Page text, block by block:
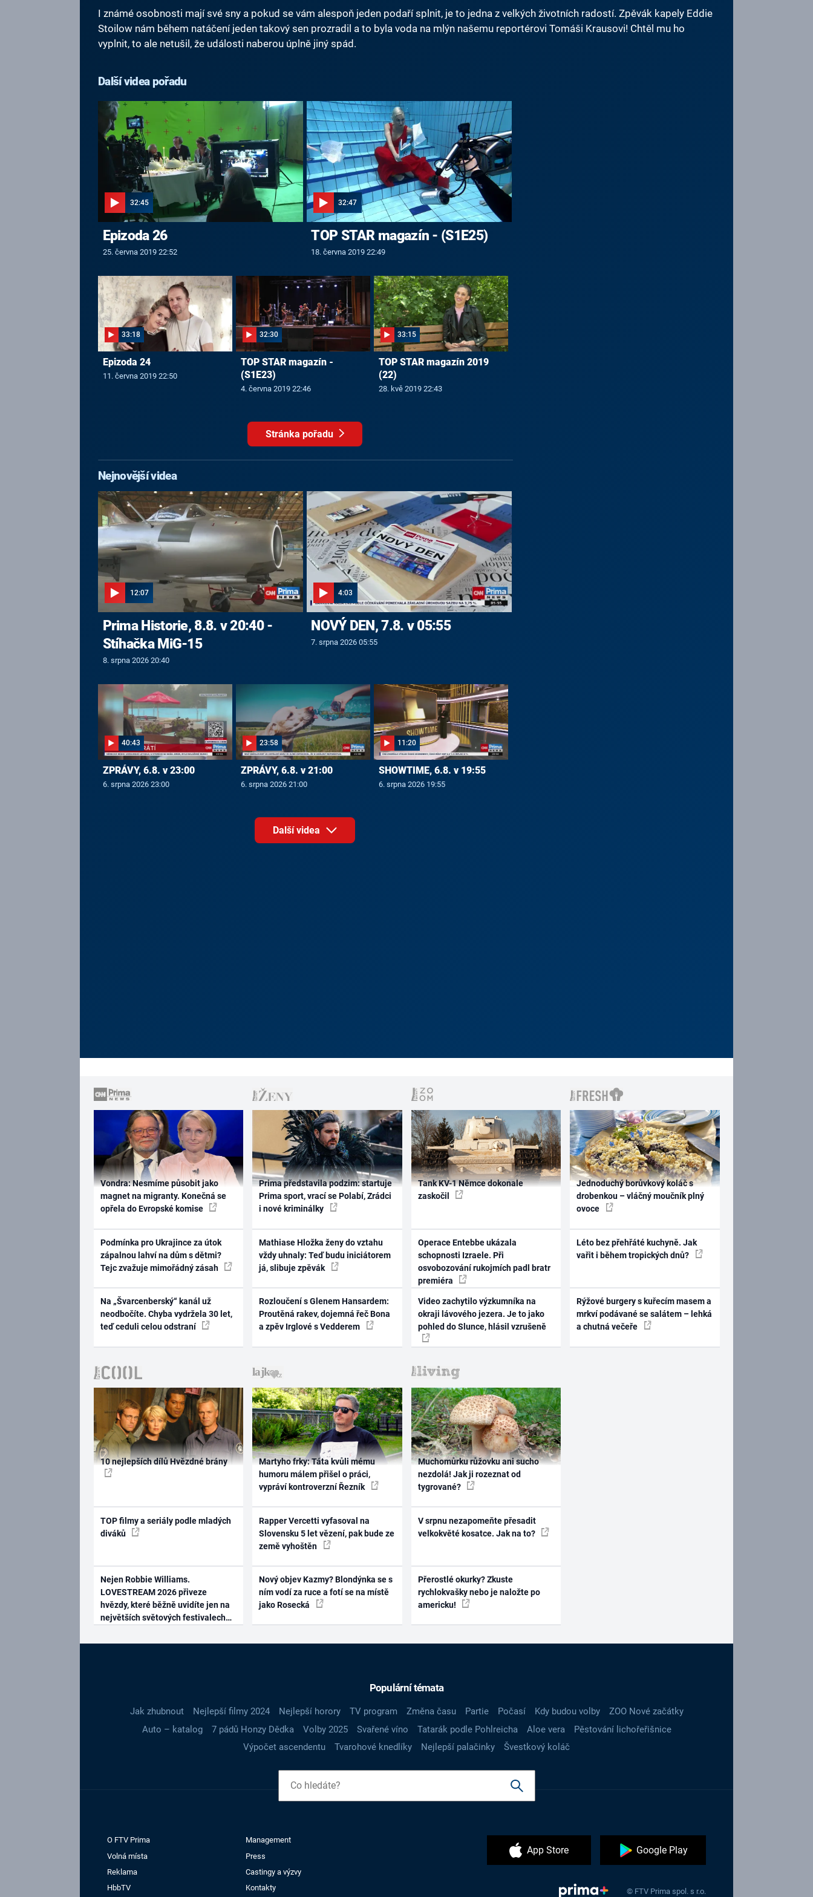
I známé osobnosti mají své sny a pokud se vám alespoň jeden podaří splnit, je to jedna z velkých životních radostí. Zpěvák kapely Eddie
Stoilow nám během natáčení jeden takový sen prozradil a to byla voda na mlýn našemu reportérovi Tomáši Krausovi! Chtěl mu ho
vyplnit, to ale netušil, že události naberou úplně jiný spád.
Další videa pořadu
32:45
Epizoda 26
25. června 2019 22:52
32:47
TOP STAR magazín - (S1E25)
18. června 2019 22:49
33:18
Epizoda 24
11. června 2019 22:50
32:30
TOP STAR magazín -
(S1E23)
4. června 2019 22:46
33:15
TOP STAR magazín 2019
(22)
28. kvě 2019 22:43
Stránka pořadu
Nejnovější videa
12:07
Prima Historie, 8.8. v 20:40 -
Stíhačka MiG-15
8. srpna 2026 20:40
4:03
NOVÝ DEN, 7.8. v 05:55
7. srpna 2026 05:55
40:43
ZPRÁVY, 6.8. v 23:00
6. srpna 2026 23:00
23:58
ZPRÁVY, 6.8. v 21:00
6. srpna 2026 21:00
11:20
SHOWTIME, 6.8. v 19:55
6. srpna 2026 19:55
Další videa
Vondra: Nesmíme působit jako
magnet na migranty. Konečná se
opřela do Evropské komise
Podmínka pro Ukrajince za útok
zápalnou lahví na dům s dětmi?
Tejc zvažuje mimořádný zásah
Na „Švarcenberský“ kanál už
neodbočíte. Chyba vydržela 30 let,
teď ceduli celou odstraní
Prima představila podzim: startuje
Prima sport, vrací se Polabí, Zrádci
i nové kriminálky
Mathiase Hložka ženy do vztahu
vždy uhnaly: Teď budu iniciátorem
já, slibuje zpěvák
Rozloučení s Glenem Hansardem:
Proutěná rakev, dojemná řeč Bona
a zpěv Irglové s Vedderem
Tank KV-1 Němce dokonale
zaskočil
Operace Entebbe ukázala
schopnosti Izraele. Při
osvobozování rukojmích padl bratr
premiéra
Video zachytilo výzkumníka na
okraji lávového jezera. Je to jako
pohled do Slunce, hlásil vzrušeně
Jednoduchý borůvkový koláč s
drobenkou – vláčný moučník plný
ovoce
Léto bez přehřáté kuchyně. Jak
vařit i během tropických dnů?
Rýžové burgery s kuřecím masem a
mrkví podávané se salátem – lehká
a chutná večeře
10 nejlepších dílů Hvězdné brány
TOP filmy a seriály podle mladých
diváků
Nejen Robbie Williams.
LOVESTREAM 2026 přiveze
hvězdy, které běžně uvidíte jen na
největších světových festivalech
Martyho frky: Táta kvůli mému
humoru málem přišel o práci,
vypráví kontroverzní Řezník
Rapper Vercetti vyfasoval na
Slovensku 5 let vězení, pak bude ze
země vyhoštěn
Nový objev Kazmy? Blondýnka se s
ním vodí za ruce a fotí se na místě
jako Rosecká
Muchomůrku růžovku ani sucho
nezdolá! Jak ji rozeznat od
tygrované?
V srpnu nezapomeňte přesadit
velkokvěté kosatce. Jak na to?
Přerostlé okurky? Zkuste
rychlokvašky nebo je naložte po
americku!
Populární témata
Jak zhubnout Nejlepší filmy 2024 Nejlepší horory TV program Změna času Partie Počasí Kdy budou volby
ZOO Nové začátky
Auto – katalog
7 pádů Honzy Dědka Volby 2025 Svařené víno Tatarák podle Pohlreicha Aloe vera
Pěstování lichořeřišnice
Výpočet ascendentu
Tvarohové knedlíky Nejlepší palačinky Švestkový koláč
O FTV Prima
Management
Volná místa
Press
Reklama
Castingy a výzvy
HbbTV
Kontakty
App Store Google Play
© FTV Prima spol. s r.o.